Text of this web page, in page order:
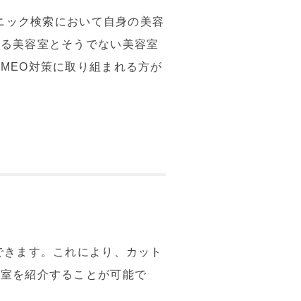
ック検索において自身の美容
美容室とそうでない美容室
対策に取り組まれる方が
ます。これにより、カット
を紹介することが可能で